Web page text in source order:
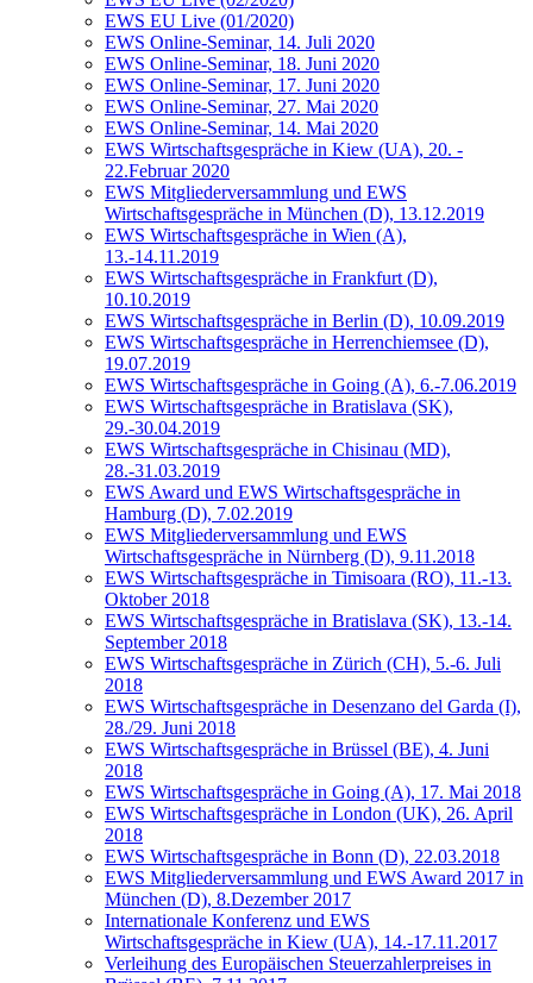
EWS EU Live (01/2020)
EWS Online-Seminar, 14. Juli 2020
EWS Online-Seminar, 18. Juni 2020
EWS Online-Seminar, 17. Juni 2020
EWS Online-Seminar, 27. Mai 2020
EWS Online-Seminar, 14. Mai 2020
EWS Wirtschaftsgespräche in Kiew (UA), 20. -
22.Februar 2020
EWS Mitgliederversammlung und EWS
Wirtschaftsgespräche in München (D), 13.12.2019
EWS Wirtschaftsgespräche in Wien (A),
13.-14.11.2019
EWS Wirtschaftsgespräche in Frankfurt (D),
10.10.2019
EWS Wirtschaftsgespräche in Berlin (D), 10.09.2019
EWS Wirtschaftsgespräche in Herrenchiemsee (D),
19.07.2019
EWS Wirtschaftsgespräche in Going (A), 6.-7.06.2019
EWS Wirtschaftsgespräche in Bratislava (SK),
29.-30.04.2019
EWS Wirtschaftsgespräche in Chisinau (MD),
28.-31.03.2019
EWS Award und EWS Wirtschaftsgespräche in
Hamburg (D), 7.02.2019
EWS Mitgliederversammlung und EWS
Wirtschaftsgespräche in Nürnberg (D), 9.11.2018
EWS Wirtschaftsgespräche in Timisoara (RO), 11.-13.
Oktober 2018
EWS Wirtschaftsgespräche in Bratislava (SK), 13.-14.
September 2018
EWS Wirtschaftsgespräche in Zürich (CH), 5.-6. Juli
2018
EWS Wirtschaftsgespräche in Desenzano del Garda (I),
28./29. Juni 2018
EWS Wirtschaftsgespräche in Brüssel (BE), 4. Juni
2018
EWS Wirtschaftsgespräche in Going (A), 17. Mai 2018
EWS Wirtschaftsgespräche in London (UK), 26. April
2018
EWS Wirtschaftsgespräche in Bonn (D), 22.03.2018
EWS Mitgliederversammlung und EWS Award 2017 in
München (D), 8.Dezember 2017
Internationale Konferenz und EWS
Wirtschaftsgespräche in Kiew (UA), 14.-17.11.2017
Verleihung des Europäischen Steuerzahlerpreises in